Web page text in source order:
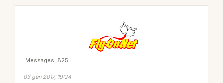
Messages: 825
03 gen 2017, 19:24